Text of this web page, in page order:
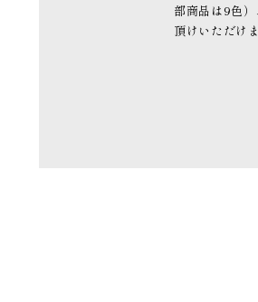
部商品は9色
頂けいただけま